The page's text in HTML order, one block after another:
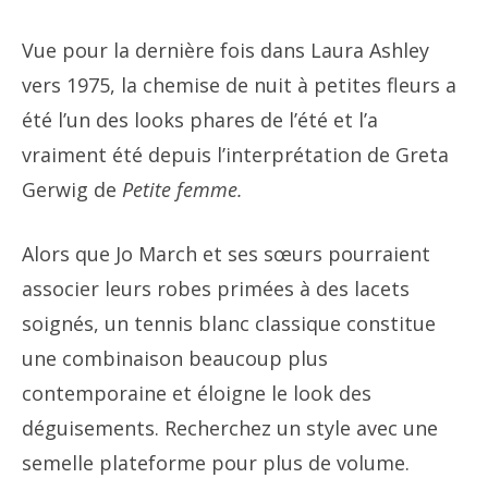
Vue pour la dernière fois dans Laura Ashley
vers 1975, la chemise de nuit à petites fleurs a
été l’un des looks phares de l’été et l’a
vraiment été depuis l’interprétation de Greta
Gerwig de Petite femme.
Alors que Jo March et ses sœurs pourraient
associer leurs robes primées à des lacets
soignés, un tennis blanc classique constitue
une combinaison beaucoup plus
contemporaine et éloigne le look des
déguisements. Recherchez un style avec une
semelle plateforme pour plus de volume.